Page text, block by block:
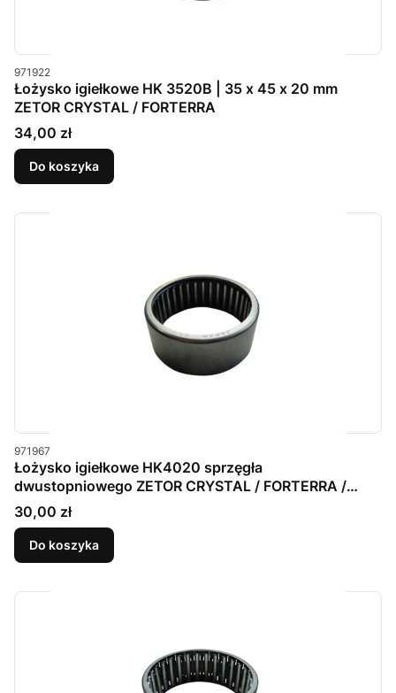
Kod produktu
971922
Łożysko igiełkowe HK 3520B | 35 x 45 x 20 mm
ZETOR CRYSTAL / FORTERRA
Cena
34,00 zł
Do koszyka
Kod produktu
971967
Łożysko igiełkowe HK4020 sprzęgła
dwustopniowego ZETOR CRYSTAL / FORTERRA /
PROXIMA
Cena
30,00 zł
Do koszyka